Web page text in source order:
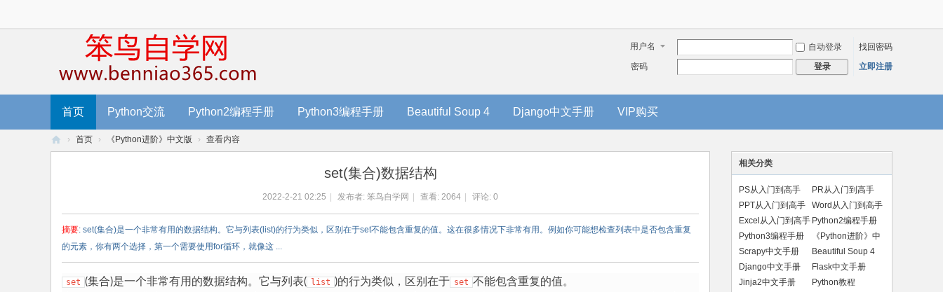
用户名 自动登录
找回密码
密码
登录 立即注册
首页 Python交流 Python2编程手册 Python3编程手册 Beautiful Soup 4 Django中文手册 VIP购买
› 首页 › 《Python进阶》中文版 › 查看内容
set(集合)数据结构
2022-2-21 02:25 发布者: 笨鸟自学网 查看: 2064 评论: 0
摘要: set(集合)是一个非常有用的数据结构。它与列表(list)的行为类似，区别在于set不能包含重复的值。这在很多情况下非常有用。例如你可能想检查列表中是否包含重复
的元素，你有两个选择，第一个需要使用for循环，就像这 ...
set (集合)是一个非常有用的数据结构。它与列表( list )的行为类似，区别在于 set 不能包含重复的值。
相关分类
PS从入门到高手
PR从入门到高手
PPT从入门到高手
Word从入门到高手
Excel从入门到高手 Python2编程手册
Python3编程手册
《Python进阶》中
文版
Scrapy中文手册
Beautiful Soup 4
手册
Django中文手册
Flask中文手册
Jinja2中文手册
Python教程